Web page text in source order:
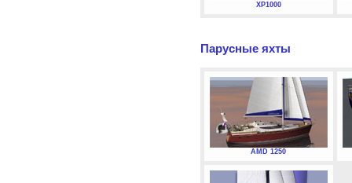
XP1000
Парусные яхты
AMD 1250